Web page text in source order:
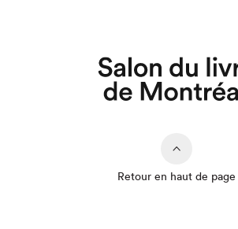
Retour en haut de page